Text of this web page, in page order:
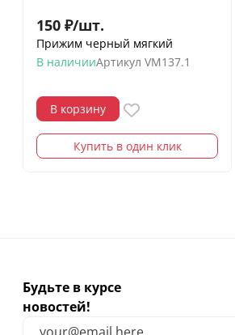
150 ₽/шт.
Прижим черный мягкий
В наличииАртикул VM137.1
В корзину
Купить в один клик
Будьте в курсе
новостей!